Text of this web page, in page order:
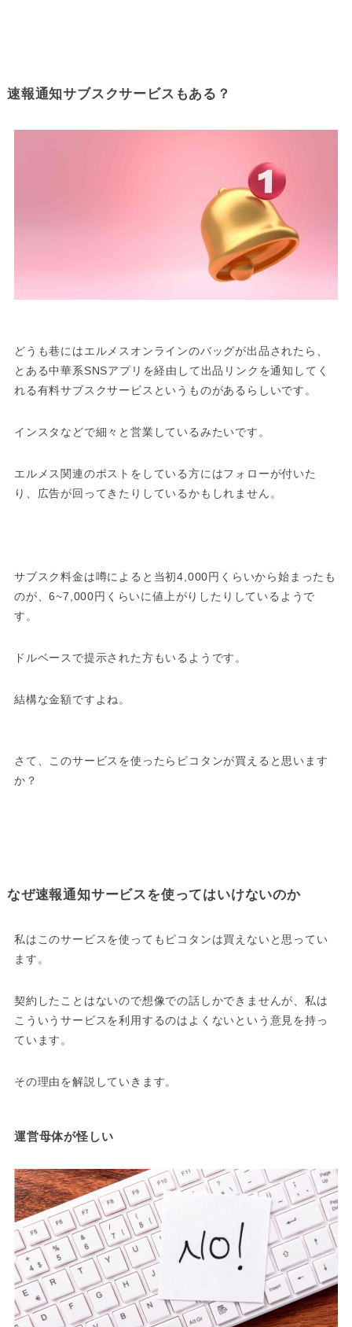
速報通知サブスクサービスもある？
どうも巷にはエルメスオンラインのバッグが出品されたら、
とある中華系SNSアプリを経由して出品リンクを通知してく
れる有料サブスクサービスというものがあるらしいです。
インスタなどで細々と営業しているみたいです。
エルメス関連のポストをしている方にはフォローが付いた
り、広告が回ってきたりしているかもしれません。
サブスク料金は噂によると当初4,000円くらいから始まったも
のが、6~7,000円くらいに値上がりしたりしているようで
す。
ドルベースで提示された方もいるようです。
結構な金額ですよね。
さて、このサービスを使ったらピコタンが買えると思います
か？
なぜ速報通知サービスを使ってはいけないのか
私はこのサービスを使ってもピコタンは買えないと思ってい
ます。
契約したことはないので想像での話しかできませんが、私は
こういうサービスを利用するのはよくないという意見を持っ
ています。
その理由を解説していきます。
運営母体が怪しい